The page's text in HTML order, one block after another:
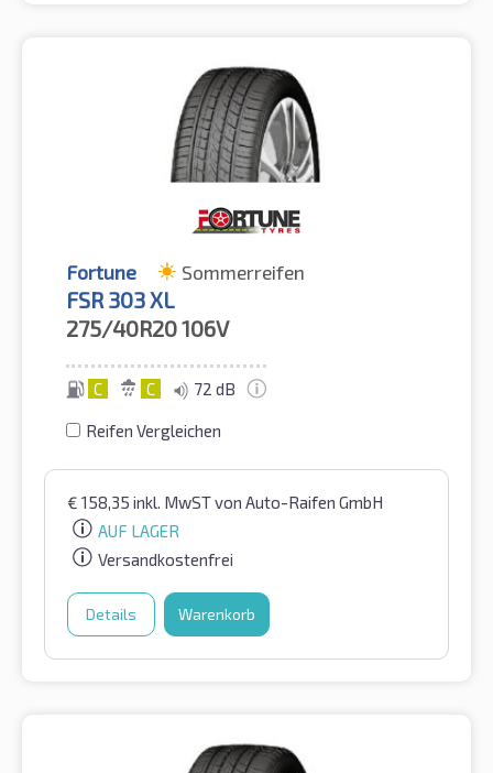
Fortune Sommerreifen
FSR 303 XL
275/40R20106V
C C 72 dB
Reifen Vergleichen
€ 158,35 inkl. MwSTvon Auto-Raifen GmbH
AUF LAGER
Versandkostenfrei
Details Warenkorb